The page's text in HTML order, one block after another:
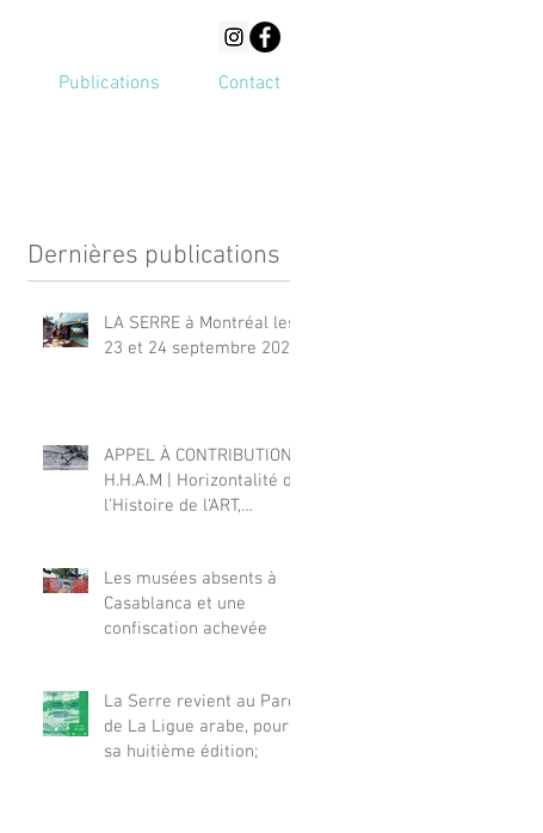
Publications Contact
Dernières publications
LA SERRE à Montréal les
23 et 24 septembre 2023
APPEL À CONTRIBUTIONS
H.H.A.M | Horizontalité de
l'Histoire de l'ART,
Les musées absents à
Casablanca et une
confiscation achevée
La Serre revient au Parc
de La Ligue arabe, pour
sa huitième édition;